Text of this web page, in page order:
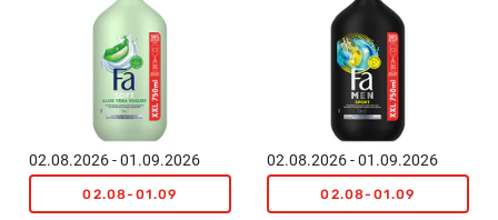
02.08.2026 - 01.09.2026
02.08-01.09
02.08.2026 - 01.09.2026
02.08-01.09